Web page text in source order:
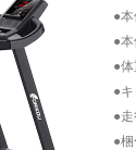
●
●
●
●
●
●